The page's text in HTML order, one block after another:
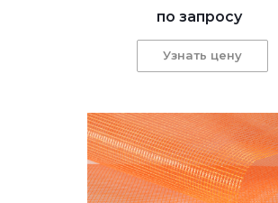
по запросу
Узнать цену